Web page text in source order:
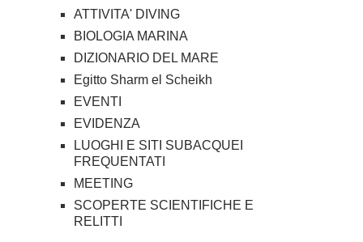
ATTIVITA' DIVING
BIOLOGIA MARINA
DIZIONARIO DEL MARE
Egitto Sharm el Scheikh
EVENTI
EVIDENZA
LUOGHI E SITI SUBACQUEI
FREQUENTATI
MEETING
SCOPERTE SCIENTIFICHE E
RELITTI